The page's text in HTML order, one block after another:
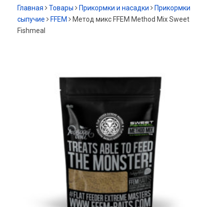
Главная Товары Прикормки и насадки
Прикормки
сыпучие
FFEM
Метод микс FFEM Method Mix Sweet
Fishmeal